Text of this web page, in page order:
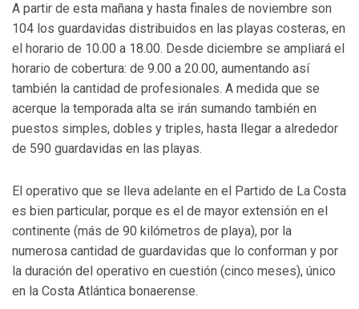
A partir de esta mañana y hasta finales de noviembre son
104 los guardavidas distribuidos en las playas costeras, en
el horario de 10.00 a 18.00. Desde diciembre se ampliará el
horario de cobertura: de 9.00 a 20.00, aumentando así
también la cantidad de profesionales. A medida que se
acerque la temporada alta se irán sumando también en
puestos simples, dobles y triples, hasta llegar a alrededor
de 590 guardavidas en las playas.
El operativo que se lleva adelante en el Partido de La Costa
es bien particular, porque es el de mayor extensión en el
continente (más de 90 kilómetros de playa), por la
numerosa cantidad de guardavidas que lo conforman y por
la duración del operativo en cuestión (cinco meses), único
en la Costa Atlántica bonaerense.